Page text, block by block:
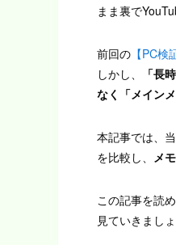
まま裏で
前回の 【PC
しかし、
「長
なく「メイン
本記事では、
を比較し、 メ
この記事を読
見ていきましょ